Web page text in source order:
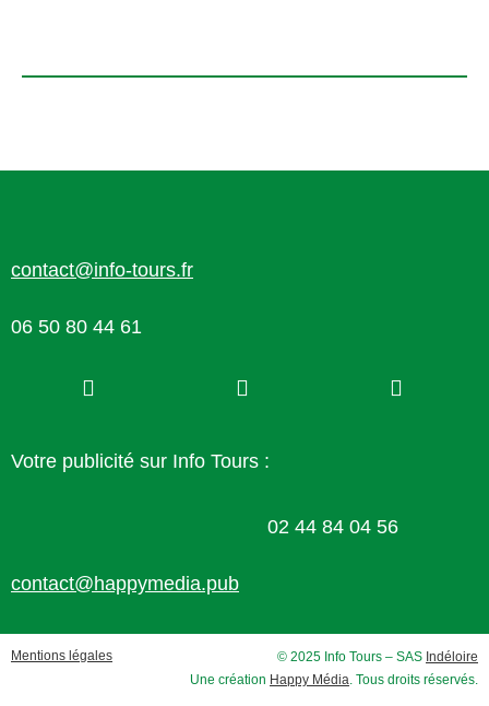
contact@info-tours.fr
06 50 80 44 61
Votre publicité sur Info Tours :
02 44 84 04 56
contact@happymedia.pub
Mentions légales © 2025 Info Tours – SAS Indéloire
Une création Happy Média . Tous droits réservés.